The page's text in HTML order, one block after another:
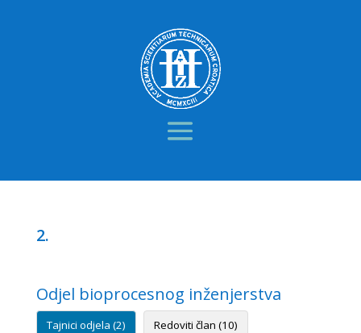
2.
Odjel bioprocesnog inženjerstva
Tajnici odjela (2)
Redoviti član (10)